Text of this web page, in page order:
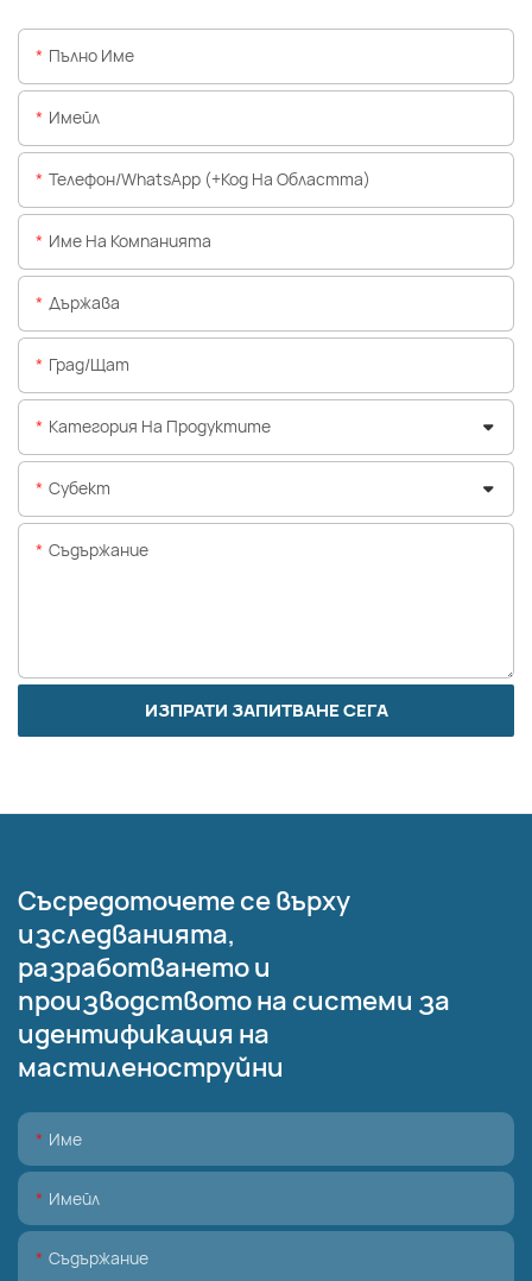
Пълно Име
Имейл
Телефон/WhatsApp (+Код На Областта)
Име На Компанията
Държава
Град/щат
Категория На Продуктите
Субект
Съдържание
ИЗПРАТИ ЗАПИТВАНЕ СЕГА
Съсредоточете се върху
изследванията,
разработването и
производството на системи за
идентификация на
мастиленоструйни
Име
Имейл
Съдържание